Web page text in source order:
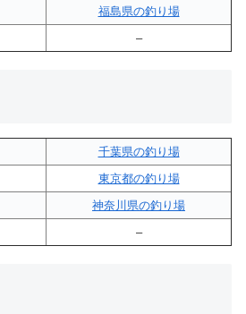
福島県の釣り場
–
千葉県の釣り場
東京都の釣り場
神奈川県の釣り場
–